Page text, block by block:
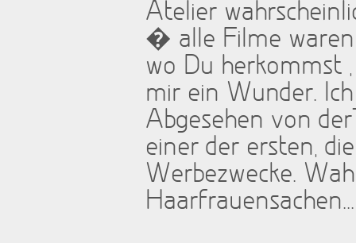
Atelier
� alle Filme waren
wo Du herkommst
mir ein Wunder.
Abgesehen von
einer der ersten,
Werbezwecke.
Haarfrauensachen...